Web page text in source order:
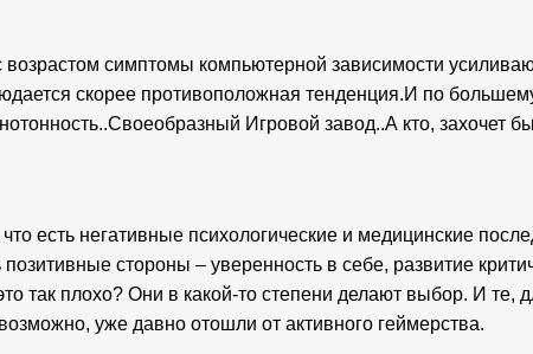
возрастом симптомы компьютерной зависимости
скорее противоположная тенденция.И по
Игровой завод..А кто, захочет
есть негативные психологические и медицинские
стороны – уверенность в себе, развитие
так плохо? Они в какой-то степени делают выбор. И те,
уже давно отошли от активного геймерства.